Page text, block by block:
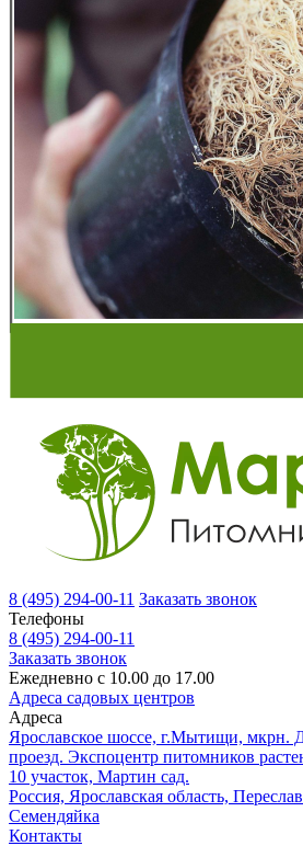
8 (495) 294-00-11 Заказать звонок
Телефоны
8 (495) 294-00-11
Заказать звонок
Ежедневно с 10.00 до 17.00
Адреса садовых центров
Адреса
Ярославское шоссе, г.Мытищи, мкрн.
проезд. Экспоцентр питомников
10 участок, Мартин сад.
Россия, Ярославская область,
Семендяйка
Контакты